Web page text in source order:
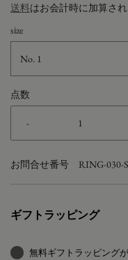
送料はお会計時に加算され
size
No. 1
点数
-
お問合せ番号 RING-030-
ギフトラッピング
無料ギフトラッピング